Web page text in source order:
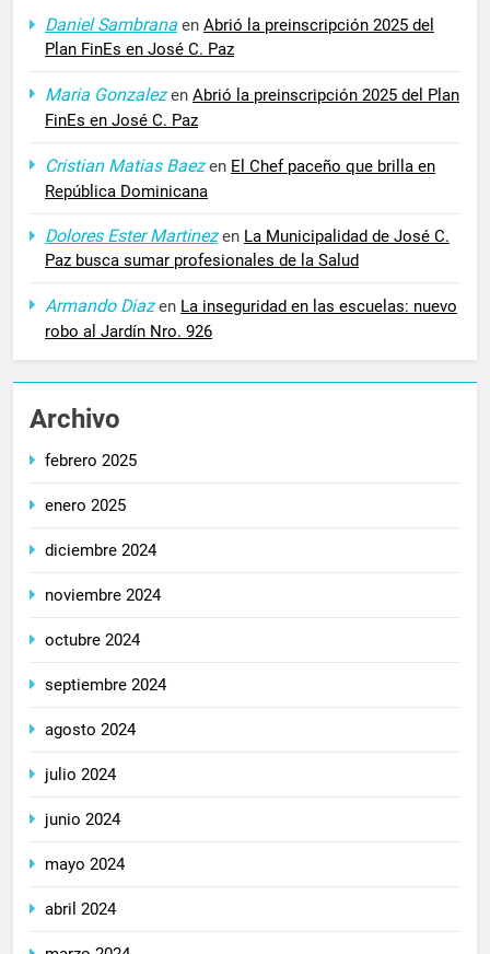
Daniel Sambrana en Abrió la preinscripción 2025 del
Plan FinEs en José C. Paz
Maria Gonzalezen Abrió la preinscripción 2025 del Plan
FinEs en José C. Paz
Cristian Matias Baezen El Chef paceño que brilla en
República Dominicana
Dolores Ester Martinezen La Municipalidad de José C.
Paz busca sumar profesionales de la Salud
Armando Diazen La inseguridad en las escuelas: nuevo
robo al Jardín Nro. 926
Archivo
febrero 2025
enero 2025
diciembre 2024
noviembre 2024
octubre 2024
septiembre 2024
agosto 2024
julio 2024
junio 2024
mayo 2024
abril 2024